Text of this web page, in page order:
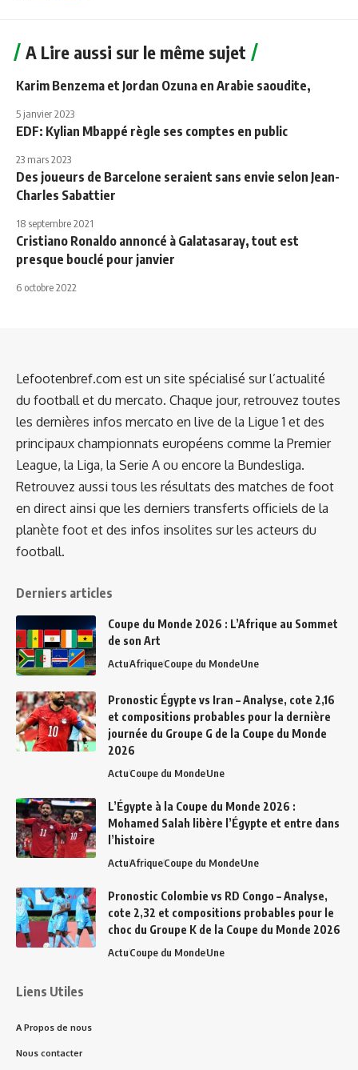
A Lire aussi sur le même sujet
Karim Benzema et Jordan Ozuna en Arabie saoudite,
5 janvier 2023
EDF: Kylian Mbappé règle ses comptes en public
23 mars 2023
Des joueurs de Barcelone seraient sans envie selon Jean-
Charles Sabattier
18 septembre 2021
Cristiano Ronaldo annoncé à Galatasaray, tout est
presque bouclé pour janvier
6 octobre 2022
Lefootenbref.com est un site spécialisé sur l’actualité
du football et du mercato. Chaque jour, retrouvez toutes
les dernières infos mercato en live de la Ligue 1 et des
principaux championnats européens comme la Premier
League, la Liga, la Serie A ou encore la Bundesliga.
Retrouvez aussi tous les résultats des matches de foot
en direct ainsi que les derniers transferts officiels de la
planète foot et des infos insolites sur les acteurs du
football.
Derniers articles
Coupe du Monde 2026 : L’Afrique au Sommet
de son Art
ActuAfriqueCoupe du MondeUne
Pronostic Égypte vs Iran – Analyse, cote 2,16
et compositions probables pour la dernière
journée du Groupe G de la Coupe du Monde
2026
ActuCoupe du MondeUne
L’Égypte à la Coupe du Monde 2026 :
Mohamed Salah libère l’Égypte et entre dans
l’histoire
ActuAfriqueCoupe du MondeUne
Pronostic Colombie vs RD Congo – Analyse,
cote 2,32 et compositions probables pour le
choc du Groupe K de la Coupe du Monde 2026
ActuCoupe du MondeUne
Liens Utiles
A Propos de nous
Nous contacter